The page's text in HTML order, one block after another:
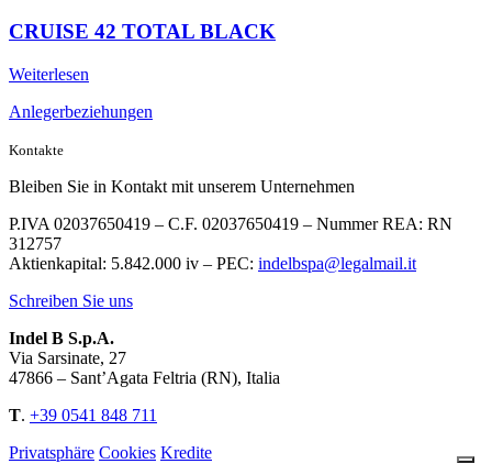
CRUISE 42 TOTAL BLACK
Weiterlesen
Anlegerbeziehungen
Kontakte
Bleiben Sie in Kontakt mit unserem Unternehmen
P.IVA 02037650419 – C.F. 02037650419 – Nummer REA: RN
312757
Aktienkapital: 5.842.000 iv – PEC: indelbspa@legalmail.it
Schreiben Sie uns
Indel B S.p.A.
Via Sarsinate, 27
47866 – Sant’Agata Feltria (RN), Italia
T. +39 0541 848 711
Privatsphäre Cookies Kredite